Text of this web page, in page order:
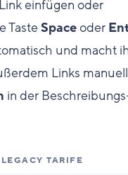
einfügen oder
TasteSpaceoder
und macht
Links manuell
in der
TARIFE